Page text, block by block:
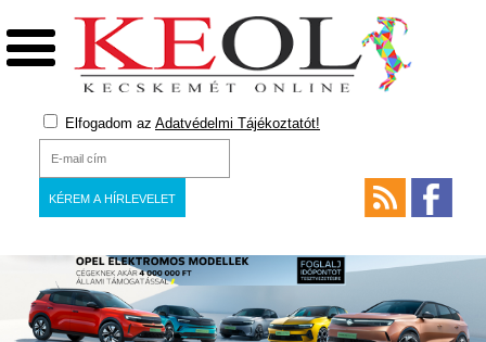
Elfogadom az Adatvédelmi Tájékoztatót!